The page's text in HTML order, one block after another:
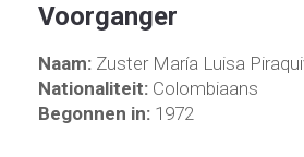
Voorganger
Naam: Zuster María Luisa
Nationaliteit: Colombiaans
Begonnen in: 1972